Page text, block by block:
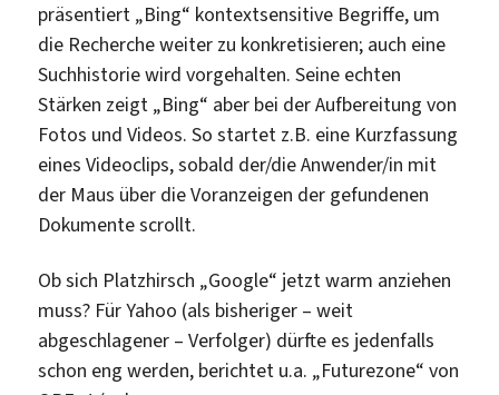
präsentiert „Bing“ kontextsensitive Begriffe, um
die Recherche weiter zu konkretisieren; auch eine
Suchhistorie wird vorgehalten. Seine echten
Stärken zeigt „Bing“ aber bei der Aufbereitung von
Fotos und Videos. So startet z.B. eine Kurzfassung
eines Videoclips, sobald der/die Anwender/in mit
der Maus über die Voranzeigen der gefundenen
Dokumente scrollt.
Ob sich Platzhirsch „Google“ jetzt warm anziehen
muss? Für Yahoo (als bisheriger – weit
abgeschlagener – Verfolger) dürfte es jedenfalls
schon eng werden, berichtet u.a. „Futurezone“ von